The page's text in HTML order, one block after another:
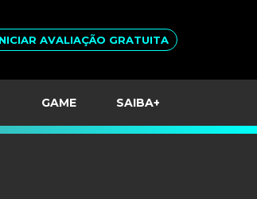
AVALIAÇÃO GRATUITA
GAME SAIBA+